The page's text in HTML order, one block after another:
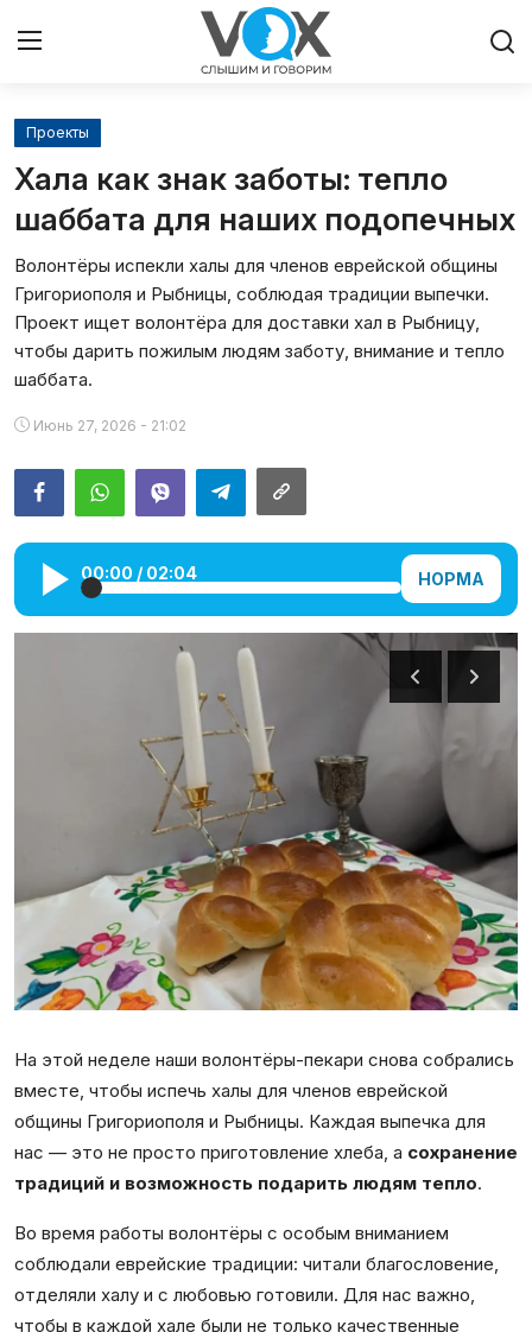
Главная
Люди
Община
Милосердие
Культура
Архивы
Галерея
Календарь
Места и организации
Проекты
Хала как знак заботы: тепло
шаббата для наших подопечных
Волонтёры испекли халы для членов еврейской общины
Григориополя и Рыбницы, соблюдая традиции выпечки.
Проект ищет волонтёра для доставки хал в Рыбницу,
чтобы дарить пожилым людям заботу, внимание и тепло
шаббата.
Июнь 27, 2026 - 21:02
00:00 / 02:04 НОРМА
На этой неделе наши волонтёры-пекари снова собрались
вместе, чтобы испечь халы для членов еврейской
общины Григориополя и Рыбницы. Каждая выпечка для
нас — это не просто приготовление хлеба, а сохранение
традиций и возможность подарить людям тепло.
Во время работы волонтёры с особым вниманием
соблюдали еврейские традиции: читали благословение,
отделяли халу и с любовью готовили. Для нас важно,
чтобы в каждой хале были не только качественные